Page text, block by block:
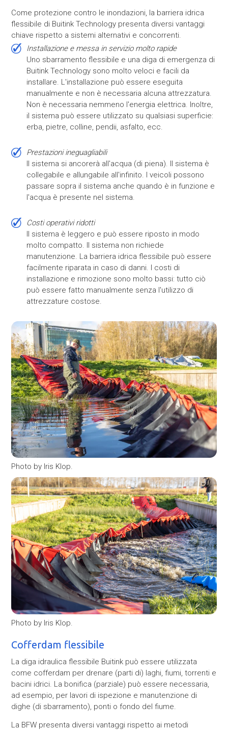
Come protezione contro le inondazioni, la barriera idrica
flessibile di Buitink Technology presenta diversi vantaggi
chiave rispetto a sistemi alternativi e concorrenti.
Installazione e messa in servizio molto rapide
Uno sbarramento flessibile e una diga di emergenza di
Buitink Technology sono molto veloci e facili da
installare. L'installazione può essere eseguita
manualmente e non è necessaria alcuna attrezzatura.
Non è necessaria nemmeno l'energia elettrica. Inoltre,
il sistema può essere utilizzato su qualsiasi superficie:
erba, pietre, colline, pendii, asfalto, ecc.
Prestazioni ineguagliabili
Il sistema si ancorerà all'acqua (di piena). Il sistema è
collegabile e allungabile all'infinito. I veicoli possono
passare sopra il sistema anche quando è in funzione e
l'acqua è presente nel sistema.
Costi operativi ridotti
Il sistema è leggero e può essere riposto in modo
molto compatto. Il sistema non richiede
manutenzione. La barriera idrica flessibile può essere
facilmente riparata in caso di danni. I costi di
installazione e rimozione sono molto bassi: tutto ciò
può essere fatto manualmente senza l'utilizzo di
attrezzature costose.
Photo by Iris Klop.
Photo by Iris Klop.
Cofferdam flessibile
La diga idraulica flessibile Buitink può essere utilizzata
come cofferdam per drenare (parti di) laghi, fiumi, torrenti e
bacini idrici. La bonifica (parziale) può essere necessaria,
ad esempio, per lavori di ispezione e manutenzione di
dighe (di sbarramento), ponti o fondo del fiume.
La BFW presenta diversi vantaggi rispetto ai metodi